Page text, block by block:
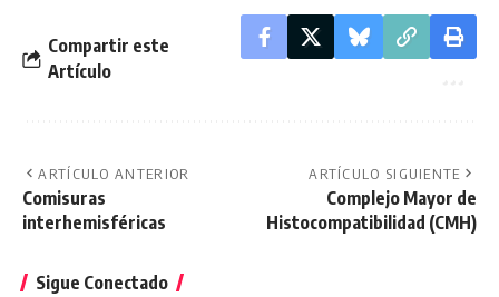
Compartir este
Artículo
ARTÍCULO ANTERIOR
Comisuras
interhemisféricas
ARTÍCULO SIGUIENTE
Complejo Mayor de
Histocompatibilidad (CMH)
Sigue Conectado